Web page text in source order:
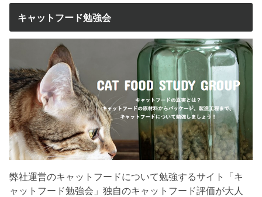
キャットフード勉強会
弊社運営のキャットフードについて勉強するサイト「キ
ャットフード勉強会」独自のキャットフード評価が大人